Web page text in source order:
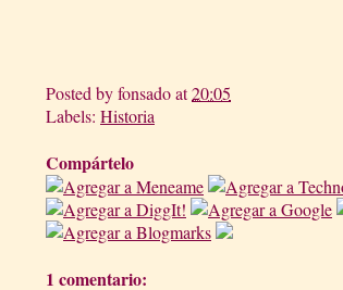
Posted byfonsadoat20:05
Labels: Historia
Compártelo
1 comentario: